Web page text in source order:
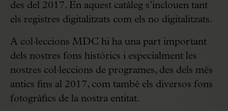
des del 2017. En aquest catàleg s’inclouen tant
els registres digitalitzats com els no digitalitzats.
A col·leccions MDC hi ha una part important
dels nostres fons històrics i especialment les
nostres col·leccions de programes, des dels més
antics fins al 2017, com també els diversos fons
fotogràfics de la nostra entitat.